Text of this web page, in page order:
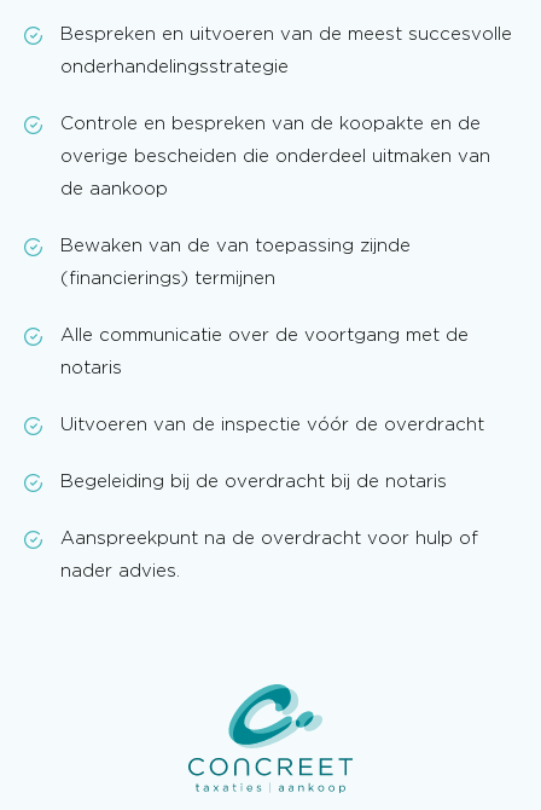
Bespreken en uitvoeren van de meest succesvolle
onderhandelingsstrategie
Controle en bespreken van de koopakte en de
overige bescheiden die onderdeel uitmaken van
de aankoop
Bewaken van de van toepassing zijnde
(financierings) termijnen
Alle communicatie over de voortgang met de
notaris
Uitvoeren van de inspectie vóór de overdracht
Begeleiding bij de overdracht bij de notaris
Aanspreekpunt na de overdracht voor hulp of
nader advies.